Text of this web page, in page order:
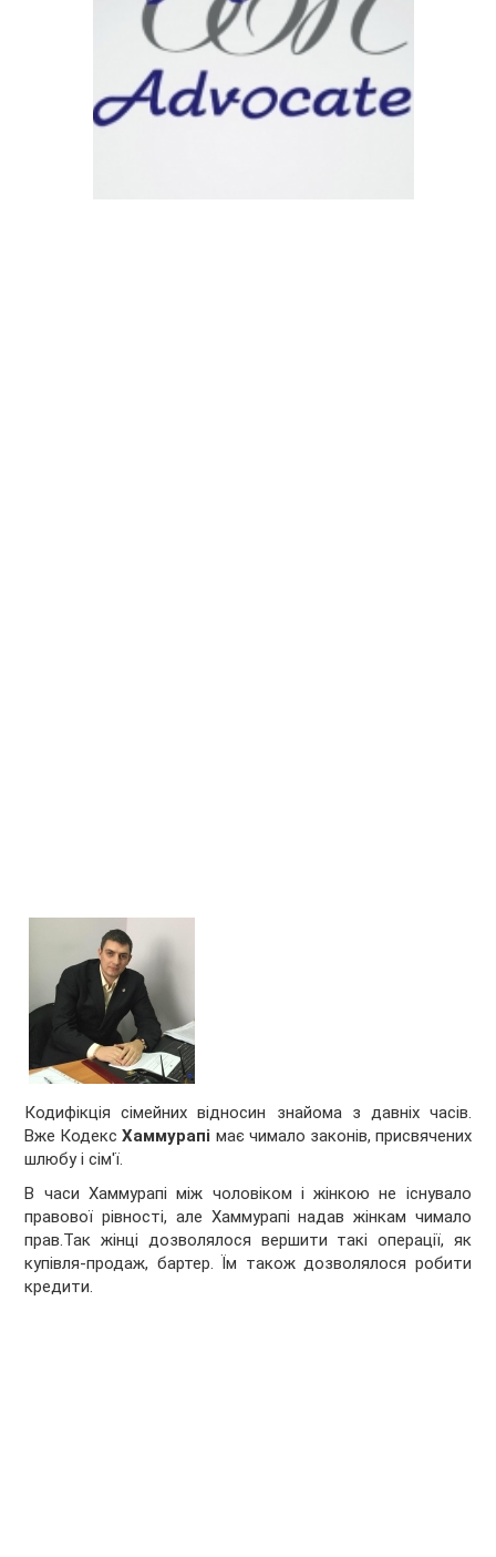
Кодифікція сімейних відносин знайома з давніх часів.
Вже КодексХаммурапі має чимало законів, присвячених
шлюбу і сім'ї.
В часи Хаммурапі між чоловіком і жінкою не існувало
правової рівності, але Хаммурапі надав жінкам чимало
прав.Так жінці дозволялося вершити такі операції, як
купівля-продаж, бартер. Їм також дозволялося робити
кредити.